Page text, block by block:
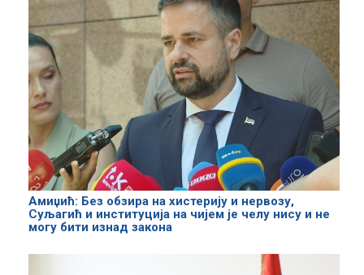
Амиџић: Без обзира на хистерију и нервозу,
Суљагић и институција на чијем је челу нису и не
могу бити изнад закона